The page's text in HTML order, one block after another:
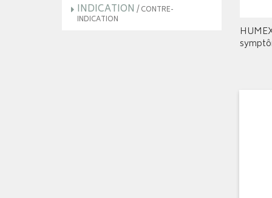
INDICATION / CONTRE-
INDICATION